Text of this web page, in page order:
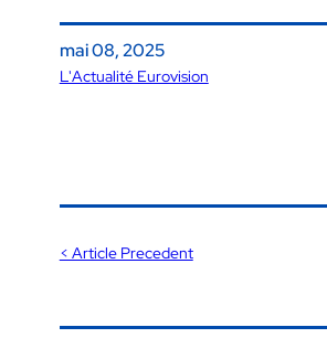
mai 08, 2025
L'Actualité Eurovision
< Article Precedent